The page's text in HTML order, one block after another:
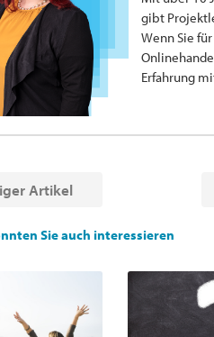
gibt
Wenn Sie
Erfahrung
Artikel
Sie auch interessieren